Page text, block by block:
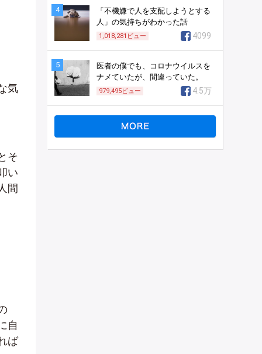
気
そ
い
間
自
ば
4
「不機嫌で人を支配しようとする
人」の気持ちがわかった話
1,018,281 ビュー 4099
5
医者の僕でも、コロナウイルスを
ナメていたが、間違っていた。
979,495ビュー 4.5万